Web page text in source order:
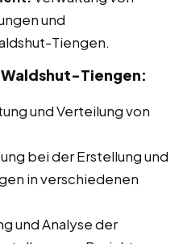
und
Tiengen.
Tiengen:
und Verteilung von
bei der Erstellung und
in verschiedenen
und Analyse der